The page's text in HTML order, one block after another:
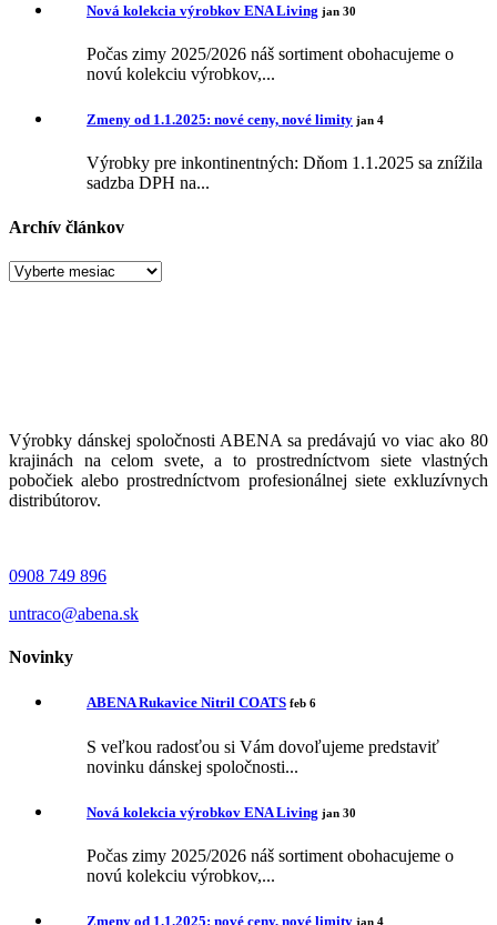
Nová kolekcia výrobkov ENA Living jan 30
Počas zimy 2025/2026 náš sortiment obohacujeme o
novú kolekciu výrobkov,...
Zmeny od 1.1.2025: nové ceny, nové limity jan 4
Výrobky pre inkontinentných: Dňom 1.1.2025 sa znížila
sadzba DPH na...
Archív článkov
Archív
Výrobky dánskej spoločnosti ABENA sa predávajú vo viac ako 80
krajinách na celom svete, a to prostredníctvom siete vlastných
pobočiek alebo prostredníctvom profesionálnej siete exkluzívnych
distribútorov.
0908 749 896
untraco@abena.sk
Novinky
ABENA Rukavice Nitril COATS feb 6
S veľkou radosťou si Vám dovoľujeme predstaviť
novinku dánskej spoločnosti...
Nová kolekcia výrobkov ENA Living jan 30
Počas zimy 2025/2026 náš sortiment obohacujeme o
novú kolekciu výrobkov,...
Zmeny od 1.1.2025: nové ceny, nové limity jan 4